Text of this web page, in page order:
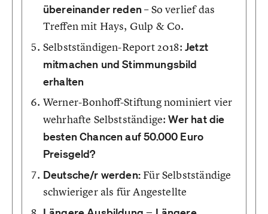
übereinander reden – So verlief das
Treffen mit Hays, Gulp & Co.
Selbstständigen-Report 2018:Jetzt
mitmachen und Stimmungsbild
erhalten
Werner-Bonhoff-Stiftung nominiert vier
wehrhafte Selbstständige:Wer hat die
besten Chancen auf 50.000 Euro
Preisgeld?
Deutsche/r werden: Für Selbstständige
schwieriger als für Angestellte